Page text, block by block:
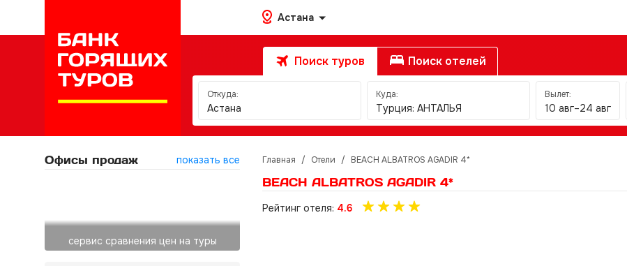
Астана
Поиск туров Поиск отелей
Откуда:
Астана
Куда:
Турция: АНТАЛЬЯ
Вылет:
10 авг–24 авг
Офисы продаж показать все
сервис сравнения цен на туры
Главная / Отели / BEACH ALBATROS AGADIR 4*
BEACH ALBATROS AGADIR 4*
Рейтинг отеля: 4.6